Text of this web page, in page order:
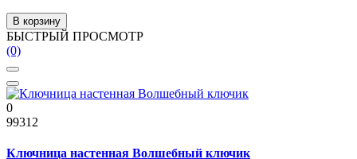
В корзину
БЫСТРЫЙ ПРОСМОТР
(0)
0
99312
Ключница настенная Волшебный ключик